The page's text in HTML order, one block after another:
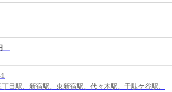
目駅、新宿駅、東新宿駅、代々木駅、千駄ケ谷駅、